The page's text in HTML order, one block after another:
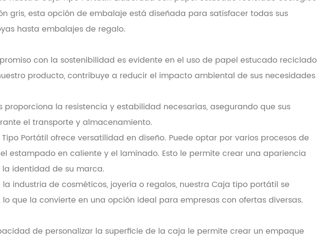
gris, esta opción de embalaje está diseñada para satisfacer todas sus
hasta embalajes de regalo.
con la sostenibilidad es evidente en el uso de papel estucado reciclado
producto, contribuye a reducir el impacto ambiental de sus necesidades
proporciona la resistencia y estabilidad necesarias, asegurando que sus
el transporte y almacenamiento.
Portátil ofrece versatilidad en diseño. Puede optar por varios procesos de
estampado en caliente y el laminado. Esto le permite crear una apariencia
identidad de su marca.
la industria de cosméticos, joyería o regalos, nuestra Caja tipo portátil se
que la convierte en una opción ideal para empresas con ofertas diversas.
de personalizar la superficie de la caja le permite crear un empaque